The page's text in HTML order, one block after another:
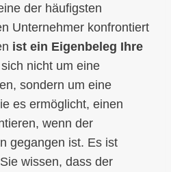
der häufigsten
Unternehmer konfrontiert
ist ein Eigenbeleg Ihre
nicht um eine
sondern um eine
es ermöglicht, einen
wenn der
gegangen ist. Es ist
wissen, dass der